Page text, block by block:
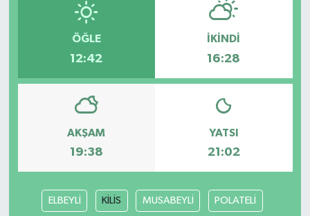
ÖĞLE
12:42
İKINDI
16:28
AKŞAM
19:38
YATSI
21:02
ELBEYLİ KİLİS MUSABEYLİ POLATELİ
Politika
Sağlık
Siyaset